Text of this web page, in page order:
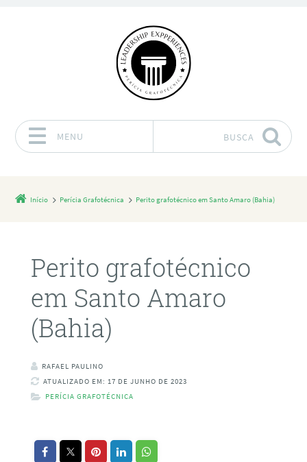
MENU BUSCA
Início Perícia Grafotécnica Perito grafotécnico em Santo Amaro (Bahia)
Perito grafotécnico
em Santo Amaro
(Bahia)
RAFAEL PAULINO
ATUALIZADO EM: 17 DE JUNHO DE 2023
PERÍCIA GRAFOTÉCNICA